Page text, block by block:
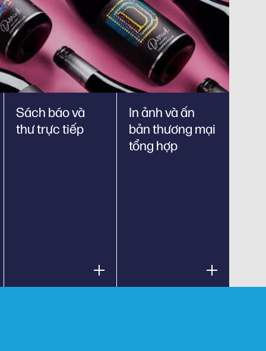
Sách báo và
thư trực tiếp
In ảnh và ấn
bản thương mại
tổng hợp